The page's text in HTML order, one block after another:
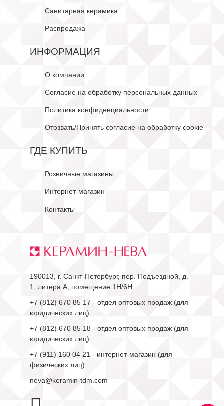
Санитарная керамика
Распродажа
ИНФОРМАЦИЯ
О компании
Согласие на обработку персональных данных
Политика конфиденциальности
Отозвать/Принять согласие на обработку cookie
ГДЕ КУПИТЬ
Розничные магазины
Интернет-магазин
Контакты
190013, г. Санкт-Петербург, пер. Подъездной, д.
1, литера А, помещение 1Н/6Н
+7 (812) 670 85 17 - отдел оптовых продаж (для
юридических лиц)
+7 (812) 670 85 18 - отдел оптовых продаж (для
юридических лиц)
+7 (911) 160 04 21 - интернет-магазин (для
физических лиц)
neva@keramin-tdm.com